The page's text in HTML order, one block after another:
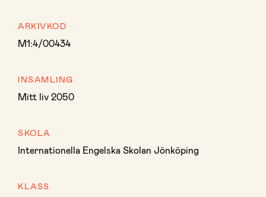
ARKIVKOD
M1:4/00434
INSAMLING
Mitt liv 2050
SKOLA
Internationella Engelska Skolan Jönköping
KLASS